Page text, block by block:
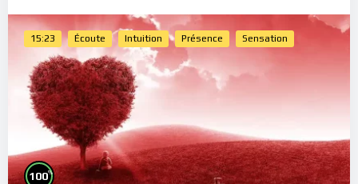
15:23 Écoute Intuition Présence Sensation
100%